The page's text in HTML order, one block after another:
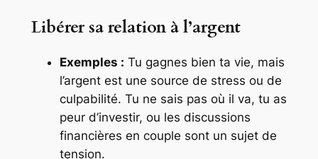
Libérer sa relation à l’argent
Exemples : Tu gagnes bien ta vie, mais
l’argent est une source de stress ou de
culpabilité. Tu ne sais pas où il va, tu as
peur d’investir, ou les discussions
financières en couple sont un sujet de
tension.